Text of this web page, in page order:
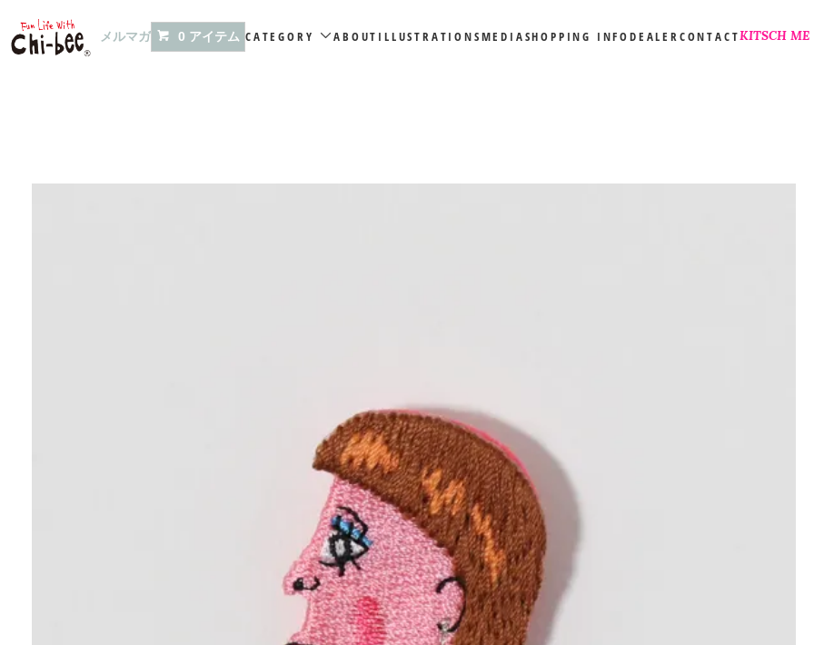
メルマガ 0 アイテム CATEGORY ABOUT ILLUSTRATIONSMEDIASHOPPING INFODEALERCONTACTKITSCH ME